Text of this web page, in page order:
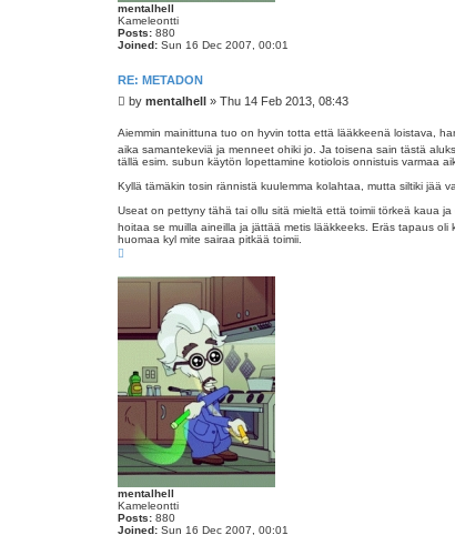
mentalhell
Kameleontti
Posts: 880
Joined: Sun 16 Dec 2007, 00:01
RE: METADON
P
s
t
by mentalhell » Thu 14 Feb 2013, 08:43
Aiemmin mainittuna tuo on hyvin totta että lääkkeenä loistava,
aika samantekeviä ja menneet ohiki jo. Ja toisena sain tästä
tällä esim. subun käytön lopettamine kotiolois onnistuis varmaa
Kyllä tämäkin tosin rännistä kuulemma kolahtaa, mutta siltiki jää
Useat on pettyny tähä tai ollu sitä mieltä että toimii törkeä kaua
hoitaa se muilla aineilla ja jättää metis lääkkeeks. Eräs tapaus
huomaa kyl mite sairaa pitkää toimii.
p
mentalhell
Kameleontti
Posts: 880
Joined: Sun 16 Dec 2007, 00:01